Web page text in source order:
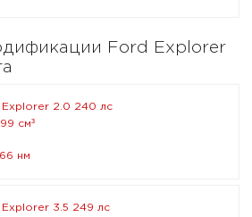
Ford Explorer
Explorer 2.0 240 лс
см³
нм
Explorer 3.5 249 лс